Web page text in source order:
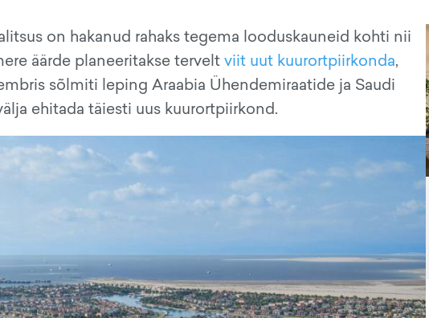
on hakanud rahaks tegema looduskauneid kohti nii
äärde planeeritakse terveltviit uut kuurortpiirkonda,
sõlmiti leping Araabia Ühendemiraatide ja Saudi
ehitada täiesti uus kuurortpiirkond.